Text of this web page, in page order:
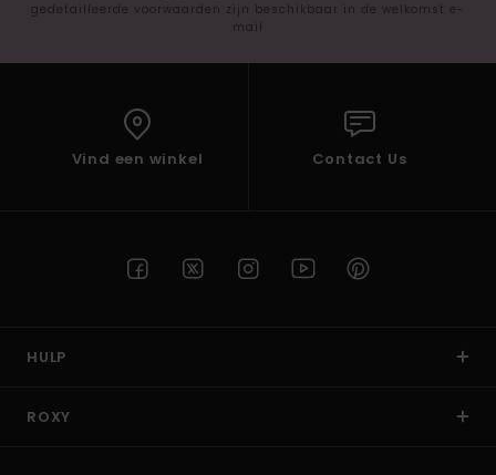
gedetailleerde voorwaarden zijn beschikbaar in de welkomst e-
mail
Vind een winkel Contact Us
HULP
ROXY